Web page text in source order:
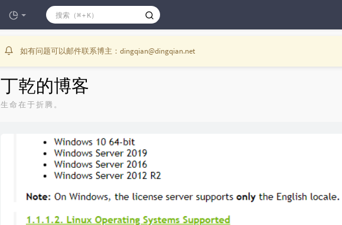
如有问题可以邮件联系博主：dingqian@dingqian.net
丁乾的博客
生命在于折腾。